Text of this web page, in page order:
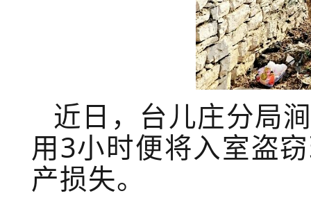
近日，台儿庄分局
用3小时便将入室盗
产损失。